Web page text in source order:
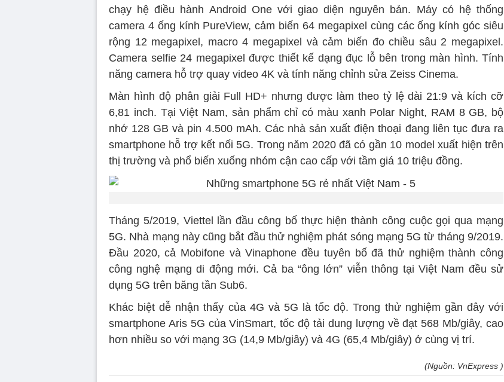
chạy hệ điều hành Android One với giao diện nguyên bản. Máy có hệ thống
camera 4 ống kính PureView, cảm biến 64 megapixel cùng các ống kính góc siêu
rộng 12 megapixel, macro 4 megapixel và cảm biến đo chiều sâu 2 megapixel.
Camera selfie 24 megapixel được thiết kế dạng đục lỗ bên trong màn hình. Tính
năng camera hỗ trợ quay video 4K và tính năng chỉnh sửa Zeiss Cinema.
Màn hình độ phân giải Full HD+ nhưng được làm theo tỷ lệ dài 21:9 và kích cỡ
6,81 inch. Tại Việt Nam, sản phẩm chỉ có màu xanh Polar Night, RAM 8 GB, bộ
nhớ 128 GB và pin 4.500 mAh. Các nhà sản xuất điện thoại đang liên tục đưa ra
smartphone hỗ trợ kết nối 5G. Trong năm 2020 đã có gần 10 model xuất hiện trên
thị trường và phổ biến xuống nhóm cận cao cấp với tầm giá 10 triệu đồng.
Tháng 5/2019, Viettel lần đầu công bố thực hiện thành công cuộc gọi qua mạng
5G. Nhà mạng này cũng bắt đầu thử nghiệm phát sóng mạng 5G từ tháng 9/2019.
Đầu 2020, cả Mobifone và Vinaphone đều tuyên bố đã thử nghiệm thành công
công nghệ mạng di động mới. Cả ba “ông lớn” viễn thông tại Việt Nam đều sử
dụng 5G trên băng tần Sub6.
Khác biệt dễ nhận thấy của 4G và 5G là tốc độ. Trong thử nghiệm gần đây với
smartphone Aris 5G của VinSmart, tốc độ tải dung lượng về đạt 568 Mb/giây, cao
hơn nhiều so với mạng 3G (14,9 Mb/giây) và 4G (65,4 Mb/giây) ở cùng vị trí.
(Nguồn: VnExpress )